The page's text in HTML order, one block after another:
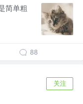
简单粗
88
关注